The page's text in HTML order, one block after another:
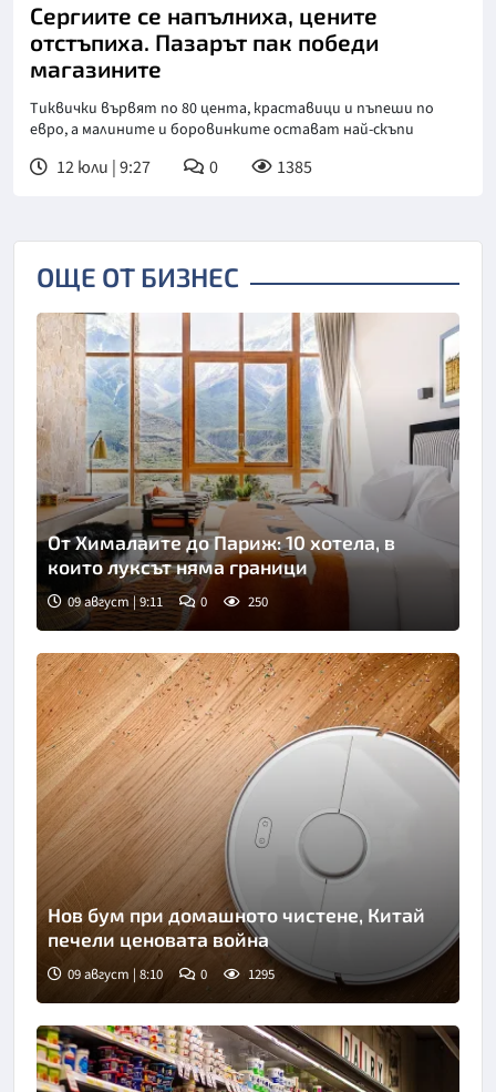
Сергиите се напълниха, цените
отстъпиха. Пазарът пак победи
магазините
Тиквички вървят по 80 цента, краставици и пъпеши по
евро, а малините и боровинките остават най-скъпи
12 юли | 9:27 0 1385
ОЩЕ ОТ БИЗНЕС
От Хималаите до Париж: 10 хотела, в
които луксът няма граници
09 август | 9:11 0 250
Снимка: Пиксабей
Нов бум при домашното чистене, Китай
печели ценовата война
09 август | 8:10 0 1295